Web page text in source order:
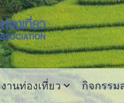
งานท่องเที่ยว กิจกรรม